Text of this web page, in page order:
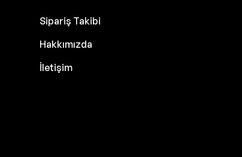
Sipariş Takibi
Hakkımızda
İletişim